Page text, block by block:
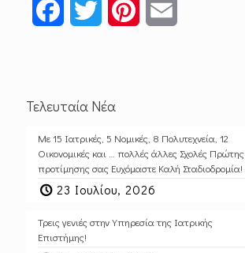
FacebookTwitter Pinterest
Τελευταία Νέα
Με 15 Ιατρικές, 5 Νομικές, 8 Πολυτεχνεία, 12
Οικονομικές και … πολλές άλλες Σχολές Πρώτης
προτίμησης σας Ευχόμαστε Καλή Σταδιοδρομία!
23 Ιουλίου, 2026
Τρεις γενιές στην Υπηρεσία της Ιατρικής
Επιστήμης!